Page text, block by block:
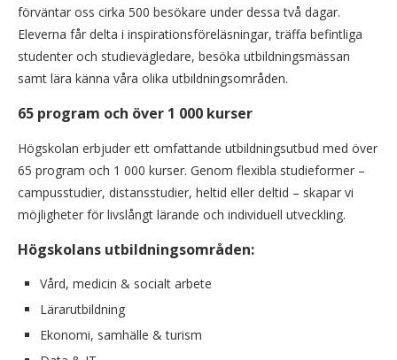
förväntar oss cirka 500 besökare under dessa två dagar.
Eleverna får delta i inspirationsföreläsningar, träffa befintliga
studenter och studievägledare, besöka utbildningsmässan
samt lära känna våra olika utbildningsområden.
65 program och över 1 000 kurser
Högskolan erbjuder ett omfattande utbildningsutbud med över
65 program och 1 000 kurser. Genom flexibla studieformer –
campusstudier, distansstudier, heltid eller deltid – skapar vi
möjligheter för livslångt lärande och individuell utveckling.
Högskolans utbildningsområden:
Vård, medicin & socialt arbete
Lärarutbildning
Ekonomi, samhälle & turism